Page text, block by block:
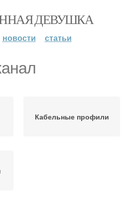
ДЕВУШКА
новости статьи
Кабельные профили